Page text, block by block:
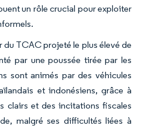
un rôle crucial pour exploiter
TCAC projeté le plus élevé de
par une poussée tirée par les
sont animés par des véhicules
et indonésiens, grâce à
clairs et des incitations fiscales
malgré ses difficultés liées à